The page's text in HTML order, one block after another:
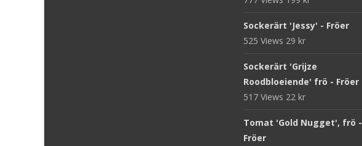
Sockerärt 'Jessy' - Fröer
525 Views 29 kr
Sockerärt 'Grijze
Roodbloeiende' frö - Fröer
517 Views 22 kr
Tomat 'Gold Nugget', frö -
Fröer